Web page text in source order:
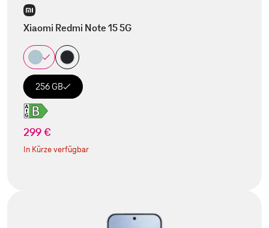
Xiaomi Redmi Note 15 5G
256 GB
299 €
In Kürze verfügbar